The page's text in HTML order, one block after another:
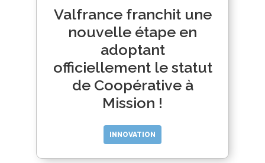
Valfrance franchit une
nouvelle étape en
adoptant
officiellement le statut
de Coopérative à
Mission !
INNOVATION